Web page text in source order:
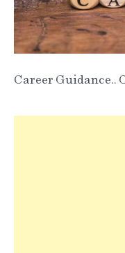
Career Guidance..